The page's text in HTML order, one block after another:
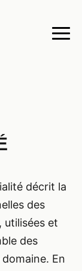
décrit la
des
utilisées et
des
En